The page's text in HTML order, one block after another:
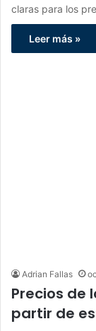
claras para los
Leer más »
Adrian Fallas
Precios de
partir de